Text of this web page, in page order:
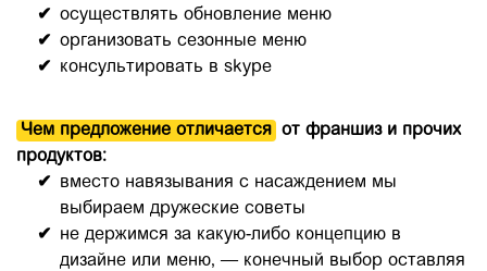
осуществлять обновление меню
организовать сезонные меню
консультировать в skype
Чем предложение отличается от франшиз и прочих
продуктов:
вместо навязывания с насаждением мы
выбираем дружеские советы
не держимся за какую-либо концепцию в
дизайне или меню, — конечный выбор оставляя